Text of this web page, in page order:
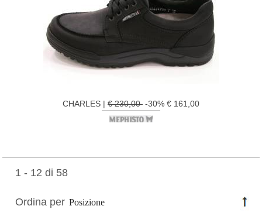
CHARLES | € 230,00-30% € 161,00
1 - 12 di 58
Ordina per